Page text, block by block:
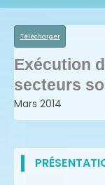
Télécharger
Exécution
secteurs
Mars 2014